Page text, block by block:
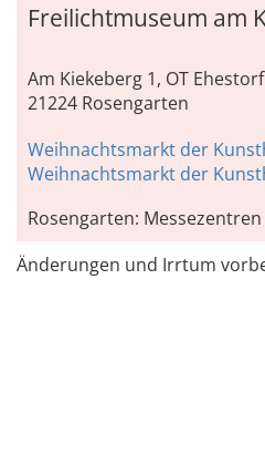
Freilichtmuseum am
Am Kiekeberg 1, OT Ehestorf
21224 Rosengarten
Weihnachtsmarkt der
Weihnachtsmarkt der
Rosengarten: Messezentren
Änderungen und Irrtum